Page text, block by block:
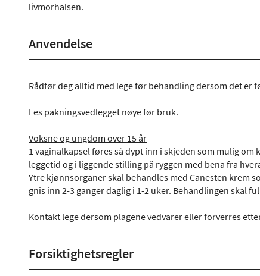
livmorhalsen.
Anvendelse
Rådfør deg alltid med lege før behandling dersom det er
Les pakningsvedlegget nøye før bruk.
Voksne og ungdom over 15 år
1 vaginalkapsel føres så dypt inn i skjeden som mulig
leggetid og i liggende stilling på ryggen med bena fra
Ytre kjønnsorganer skal behandles med Canesten krem
gnis inn 2-3 ganger daglig i 1-2 uker. Behandlingen skal
Kontakt lege dersom plagene vedvarer eller forverres
Forsiktighetsregler